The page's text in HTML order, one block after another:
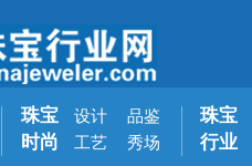
珠宝
时尚
设计
工艺
品鉴
秀场
珠宝
行业